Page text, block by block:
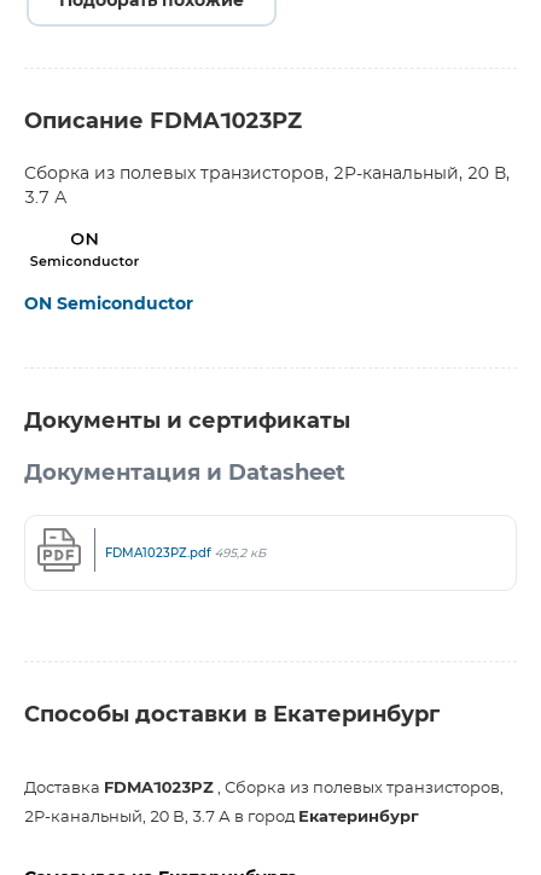
Описание FDMA1023PZ
Сборка из полевых транзисторов, 2P-канальный, 20 В,
3.7 А
ON Semiconductor
Документы и сертификаты
Документация и Datasheet
FDMA1023PZ.pdf 495,2 кБ
Способы доставки в Екатеринбург
Доставка FDMA1023PZ , Сборка из полевых транзисторов,
2P-канальный, 20 В, 3.7 А в город Екатеринбург